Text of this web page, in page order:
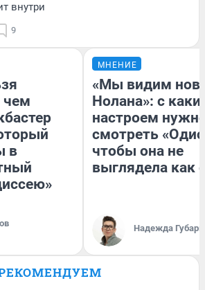
внутри
9
чем
в
МНЕНИЕ
«Мы видим
Нолана»: с
настроем
смотреть
чтобы она не
выглядела как
Надежда Губарь